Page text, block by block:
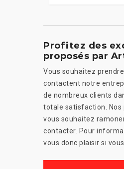
Profitez des
proposés par
Vous souhaitez
contactent notre
de nombreux clients
totale satisfaction. Nos
vous souhaitez
contacter. Pour
vous donc plaisir si